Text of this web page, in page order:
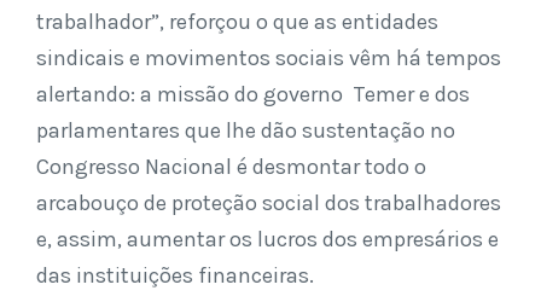
trabalhador”, reforçou o que as entidades
sindicais e movimentos sociais vêm há tempos
alertando: a missão do governo Temer e dos
parlamentares que lhe dão sustentação no
Congresso Nacional é desmontar todo o
arcabouço de proteção social dos trabalhadores
e, assim, aumentar os lucros dos empresários e
das instituições financeiras.